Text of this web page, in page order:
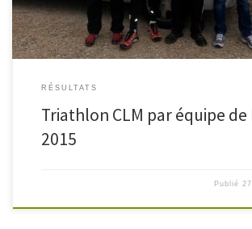
RÉSULTATS
Triathlon CLM par équipe de
2015
Publié